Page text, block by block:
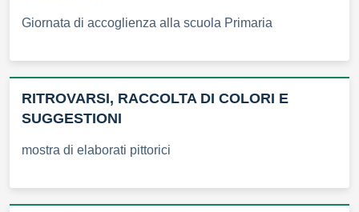
Giornata di accoglienza alla scuola Primaria
RITROVARSI, RACCOLTA DI COLORI E
SUGGESTIONI
mostra di elaborati pittorici